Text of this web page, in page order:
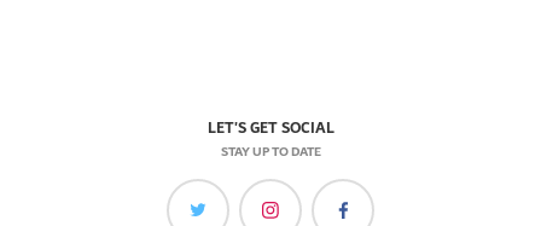
LET'S GET SOCIAL
STAY UP TO DATE